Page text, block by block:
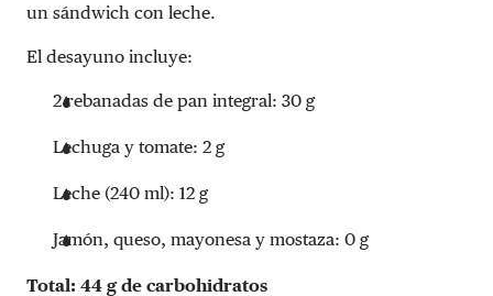
un sándwich con leche.
El desayuno incluye:
2 rebanadas de pan integral: 30 g
Lechuga y tomate: 2 g
Leche (240 ml): 12 g
Jamón, queso, mayonesa y mostaza: 0 g
Total: 44 g de carbohidratos